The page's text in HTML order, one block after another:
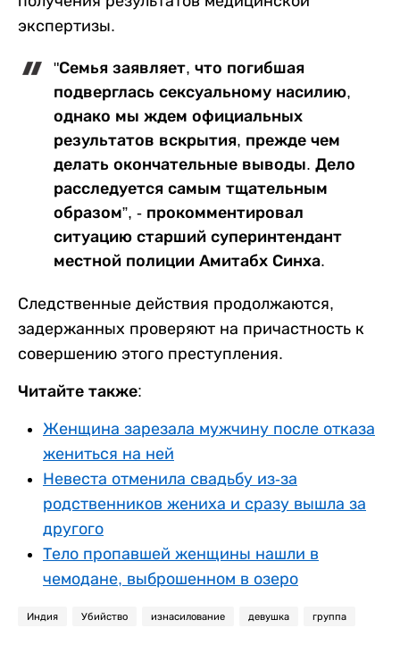
экспертизы.
"Семья заявляет, что погибшая
подверглась сексуальному насилию,
однако мы ждем официальных
результатов вскрытия, прежде чем
делать окончательные выводы. Дело
расследуется самым тщательным
образом”, - прокомментировал
ситуацию старший суперинтендант
местной полиции Амитабх Синха.
Следственные действия продолжаются,
задержанных проверяют на причастность к
совершению этого преступления.
Читайте также:
Женщина зарезала мужчину после отказа
жениться на ней
Невеста отменила свадьбу из-за
родственников жениха и сразу вышла за
другого
Тело пропавшей женщины нашли в
чемодане, выброшенном в озеро
Индия Убийство изнасилование девушка группа